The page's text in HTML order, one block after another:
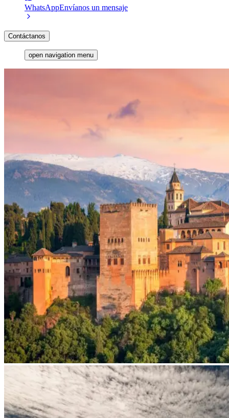
WhatsAppEnvíanos un mensaje
Contáctanos
open navigation menu